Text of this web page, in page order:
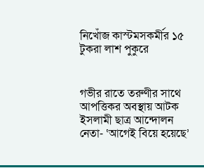
নিখোঁজ কাস্টমসকর্মীর ১৫
টুকরা লাশ পুকুরে
গভীর রাতে তরুণীর সাথে
আপত্তিকর অবস্থায় আটক
ইসলামী ছাত্র আন্দোলন
নেতা- ‘আগেই বিয়ে হয়েছে’